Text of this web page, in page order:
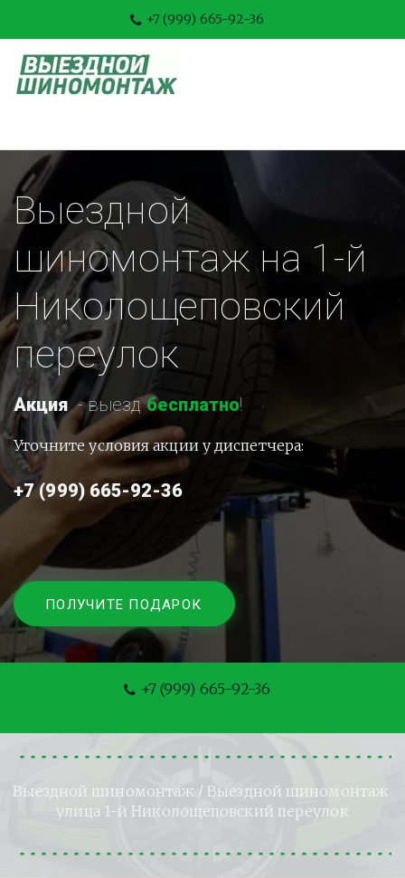
+7 (999) 665-92-36
Выездной
шиномонтаж на 1-й
Николощеповский
переулок
Акция - выезд бесплатно!
Уточните условия акции у диспетчера:
+7 (999) 665-92-36
ПОЛУЧИТЕ ПОДАРОК
+7 (999) 665-92-36
Выездной шиномонтаж / Выездной шиномонтаж
улица 1-й Николощеповский переулок